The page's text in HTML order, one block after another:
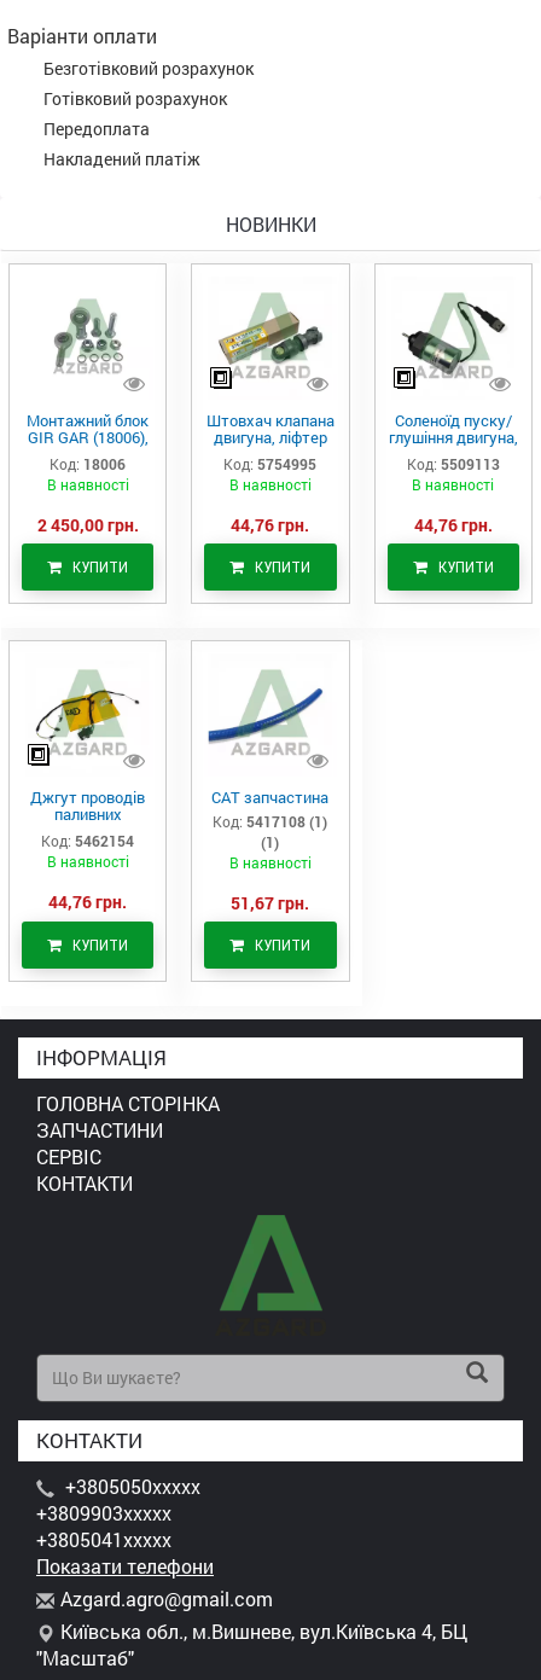
Варіанти оплати
Безготівковий розрахунок
Готівковий розрахунок
Передоплата
Накладений платіж
НОВИНКИ
Монтажний блок
GIR GAR (18006),
Аналог
Код: 18006
В наявності
2 450,00 грн.
КУПИТИ
Штовхач клапана
двигуна, ліфтер
(575-4995)
Код: 5754995
В наявності
44,76 грн.
КУПИТИ
Соленоїд пуску/
глушіння двигуна,
актуатор (550-
9113)
Код: 5509113
В наявності
44,76 грн.
КУПИТИ
Джгут проводів
паливних
форсунок CAT
C7/C9 (546-2154)
Код: 5462154
В наявності
44,76 грн.
КУПИТИ
САТ запчастина
Код: 5417108 (1)
(1)
В наявності
51,67 грн.
КУПИТИ
ІНФОРМАЦІЯ
ГОЛОВНА СТОРІНКА
ЗАПЧАСТИНИ
СЕРВІС
КОНТАКТИ
КОНТАКТИ
+3805050xxxxx
+3809903xxxxx
+3805041xxxxx
Показати телефони
Azgard.agro@gmail.com
Київська обл., м.Вишневе, вул.Київська 4, БЦ
"Масштаб"